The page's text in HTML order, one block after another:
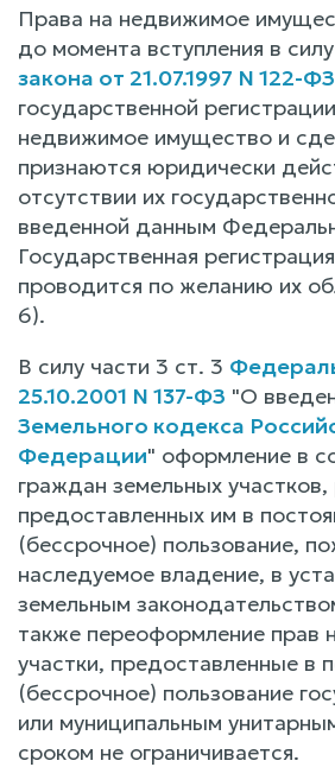
Права на недвижимое
до момента вступления в силу
закона от 21.07.1997 N 122-ФЗ
государственной
недвижимое имущество и
признаются юридически
отсутствии их
введенной данным
Государственная
проводится по желанию их
6).
В силу части 3 ст. 3
25.10.2001 N 137-ФЗ "О
Земельного кодекса
Федерации" оформление в
граждан земельных участков,
предоставленных им в
(бессрочное) пользование,
наследуемое владение, в
земельным
также переоформление прав
участки, предоставленные в
(бессрочное) пользование
или муниципальным
сроком не ограничивается.